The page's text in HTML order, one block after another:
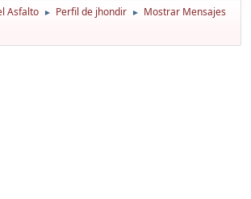
Asfalto ► Perfil de jhondir ► Mostrar Mensajes